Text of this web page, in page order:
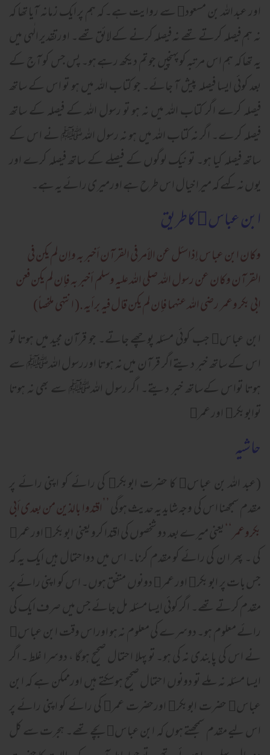
اور عبد اللہ بن مسعود﷜ سے روایت ہے۔ کہ ہم پر ایک زمانہ آیا تھا کہ
نہ ہم فیصلہ کرتے تھے نہ فیصلہ کرنے کےلائق تھے۔ اورتقدیر الٰہی میں
یہ تھا کہ ہم اس مرتبہ کوپہنچیں جو تم دیکھ رہے ہو۔ پس جس کو آج کے
بعد کوئی ایسا فیصلہ پیش آ جائے۔ جو کتاب اللہ میں ہو تو اس کے ساتھ
فیصلہ کرے اگر کتاب اللہ میں نہ ہو تو رسول اللہ کے فیصلہ کے ساتھ
فیصلہ کرے۔ اگر نہ کتاب اللہ میں ہو نہ رسول اللہﷺ نے اس کے
ساتھ فیصلہ کیا ہو۔ تو نیک لوگوں کے فیصلے کے ساتھ فیصلہ کرے اور
یوں نہ کہے کہ میرا خیال اس طرح ہے اورمیری رائے یہ ہے۔
ابن عباس﷜ کاطریق
وکان ابن عباس إذاسئل عن الأمر فی القرآن أخبر به وإن لم يکن فی
القرآن وکان عن رسول الله صلی الله عليه وسلم أخبر به فإن لم يکن فعن
ابی بکر وعمر رضی الله عنهما فإن لم يکن قال فيه برأيه .( انتهي ملخصاً)
ابن عباس﷜ جب کوئی مسئلہ پوچھے جاتے۔ جو قرآن مجید میں ہوتا تو
اس کے ساتھ خبر دیتے اگر قرآن میں نہ ہوتا اوررسول اللہﷺ سے
ہوتا تواس کےساتھ خبر دیتے۔ اگر رسول اللہﷺ سے بھی نہ ہوتا
توابوبکر﷜ اور عمر﷜
حاشیہ
(عبد اللہ بن عباس﷜ کا حضرت ابوبکر﷜ کی رائے کو اپنی رائے پر
مقدم سمجھنا اس کی وجہ شاید یہ حدیث ہوگی ’’اقتدوا بالذین من بعدی أبی
بکروعمر‘‘ یعنی میرے بعد دو شخصوں کی اقتدا کرو یعنی ابوبکر﷜ اور عمر﷜
کی ۔ پھر ا ن کی رائے کو مقدم کرنا۔ اس میں دواحتمال ہیں ایک یہ کہ
جس بات پر ابو بکر﷜ اور عمر﷜ دونوں متفق ہوں۔ اس کو اپنی رائے پر
مقدم کرتے تھے۔ اگر کوئی ایسا مسئلہ مل جائے جس میں صرف ایک کی
رائے معلوم ہو۔ دوسرے کی معلوم نہ ہو اوراس وقت ابن عباس﷜
نے اس کی پابندی نہ کی ہو۔ تو پہلا احتمال صحیح ہوگا ، دوسرا غلط ۔ اگر
ایسا مسئلہ نہ ملے تو دونوں احتمال صحیح ہوسکتے ہیں اورممکن ہے کہ ابن
عباس﷜ حضرت ابوبکر﷜ اورحضرت عمر﷜ کی رائے کو اپنی رائے پر
اس لیے مقدم سمجھتے ہوں کہ ابن عباس﷜ بچے تھے۔ ہجرت سے کل